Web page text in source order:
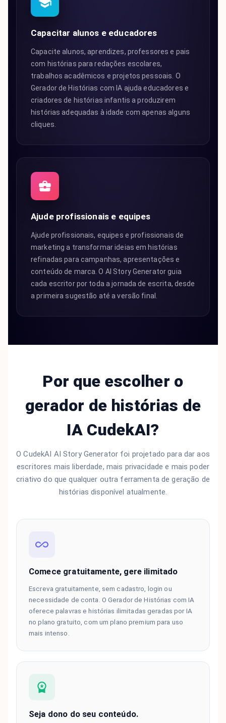
Capacitar alunos e educadores
Capacite alunos, aprendizes, professores e pais
com histórias para redações escolares,
trabalhos acadêmicos e projetos pessoais. O
Gerador de Histórias com IA ajuda educadores e
criadores de histórias infantis a produzirem
histórias adequadas à idade com apenas alguns
cliques.
Ajude profissionais e equipes
Ajude profissionais, equipes e profissionais de
marketing a transformar ideias em histórias
refinadas para campanhas, apresentações e
conteúdo de marca. O AI Story Generator guia
cada escritor por toda a jornada de escrita, desde
a primeira sugestão até a versão final.
Por que escolher o
gerador de histórias de
IA CudekAI?
O CudekAI AI Story Generator foi projetado para dar aos
escritores mais liberdade, mais privacidade e mais poder
criativo do que qualquer outra ferramenta de geração de
histórias disponível atualmente.
Comece gratuitamente, gere ilimitado
Escreva gratuitamente, sem cadastro, login ou
necessidade de conta. O Gerador de Histórias com IA
oferece palavras e histórias ilimitadas geradas por IA
no plano gratuito, com um plano premium para uso
mais intenso.
Seja dono do seu conteúdo.